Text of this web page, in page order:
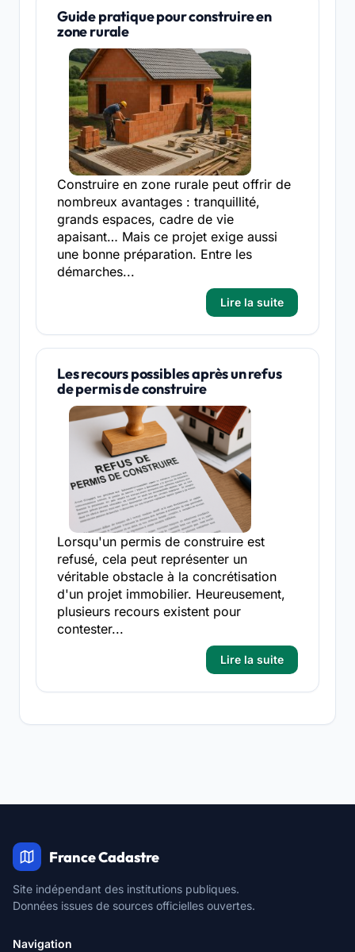
Guide pratique pour construire en
zone rurale
Construire en zone rurale peut offrir de
nombreux avantages : tranquillité,
grands espaces, cadre de vie
apaisant… Mais ce projet exige aussi
une bonne préparation. Entre les
démarches...
Lire la suite
Les recours possibles après un refus
de permis de construire
Lorsqu'un permis de construire est
refusé, cela peut représenter un
véritable obstacle à la concrétisation
d'un projet immobilier. Heureusement,
plusieurs recours existent pour
contester...
Lire la suite
France Cadastre
Site indépendant des institutions publiques.
Données issues de sources officielles ouvertes.
Navigation